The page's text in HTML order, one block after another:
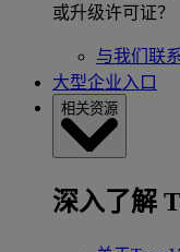
或升级许可证？
与我们联
大型企业入口
相关资源
深入了解